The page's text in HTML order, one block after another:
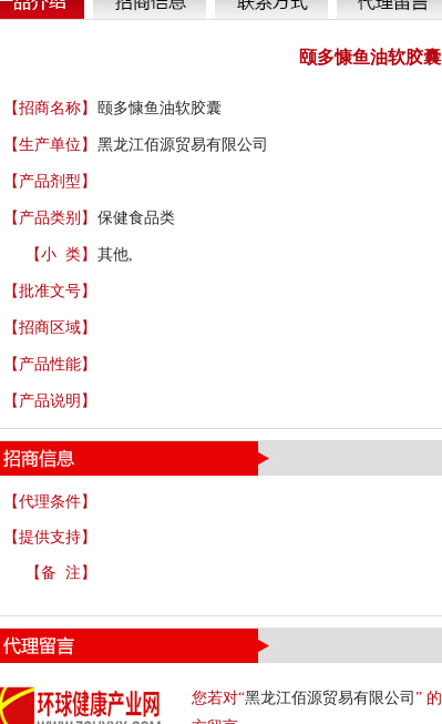
颐多慷鱼油软胶囊
【招商名称】 颐多慷鱼油软胶囊
【生产单位】 黑龙江佰源贸易有限公司
【产品剂型】
【产品类别】 保健食品类
【小 类】 其他,
【批准文号】
【招商区域】
【产品性能】
【产品说明】
【代理条件】
【提供支持】
【备 注】
您若对“黑龙江佰源贸易有限公司 ”